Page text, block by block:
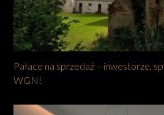
Pałace na sprzedaż – inwestorze,
WGN!